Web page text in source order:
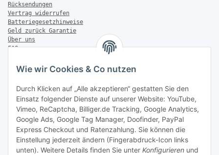
Wie wir Cookies & Co nutzen
Durch Klicken auf „Alle akzeptieren“ gestatten Sie den
Einsatz folgender Dienste auf unserer Website: YouTube,
Vimeo, ReCaptcha, Billiger.de Tracking, Google Analytics,
Google Ads, Google Tag Manager, Doofinder, PayPal
Express Checkout und Ratenzahlung. Sie können die
Einstellung jederzeit ändern (Fingerabdruck-Icon links
unten). Weitere Details finden Sie unter Konfigurieren und
Rücksendungen
Vertrag widerrufen
Batteriegesetzhinweise
Geld zurück Garantie
Über uns
FAQ
Zahlung & Versand
Versandinformationen